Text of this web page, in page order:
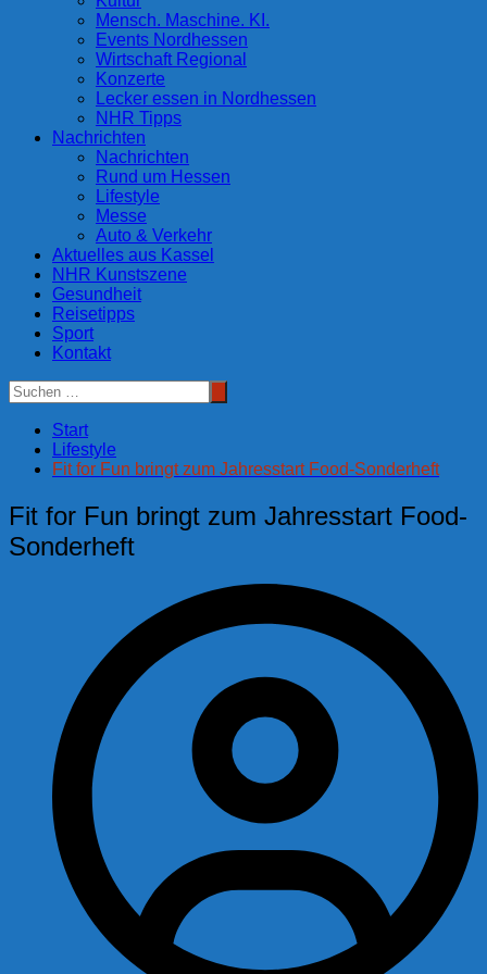
Mensch. Maschine. KI.
Events Nordhessen
Wirtschaft Regional
Konzerte
Lecker essen in Nordhessen
NHR Tipps
Nachrichten
Nachrichten
Rund um Hessen
Lifestyle
Messe
Auto & Verkehr
Aktuelles aus Kassel
NHR Kunstszene
Gesundheit
Reisetipps
Sport
Kontakt
Start
Lifestyle
Fit for Fun bringt zum Jahresstart Food-Sonderheft
Fit for Fun bringt zum Jahresstart Food-
Sonderheft